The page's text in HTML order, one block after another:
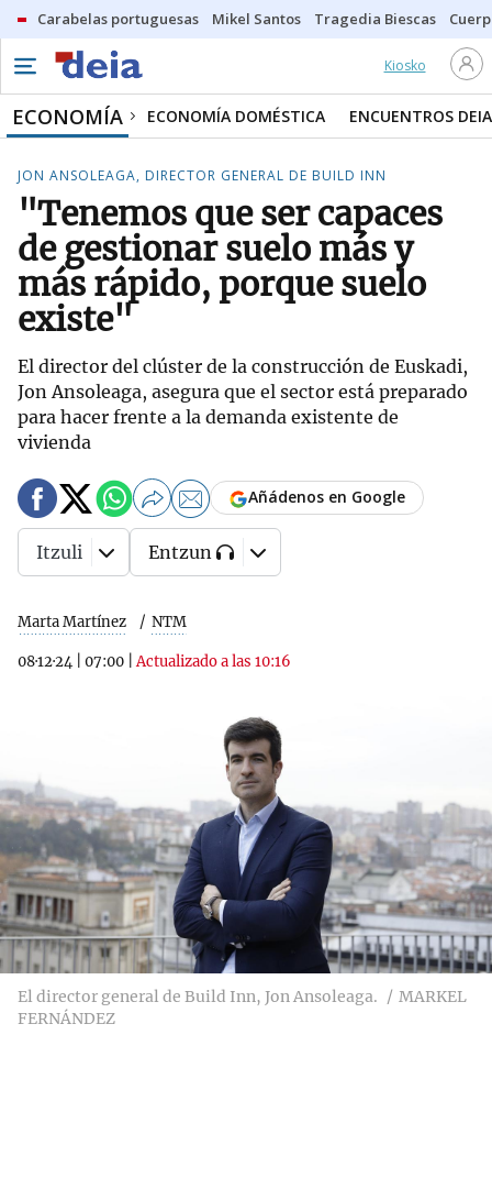
Carabelas portuguesas Mikel Santos Tragedia Biescas
Kiosko
ECONOMÍA ECONOMÍA DOMÉSTICA ENCUENTROS DEIA
JON ANSOLEAGA, DIRECTOR GENERAL DE BUILD INN
"Tenemos que ser capaces
de gestionar suelo más y
más rápido, porque suelo
existe"
El director del clúster de la construcción de Euskadi,
Jon Ansoleaga, asegura que el sector está preparado
para hacer frente a la demanda existente de
vivienda
Marta Martínez NTM
08·12·24 07:00 |Actualizado a las 10:16
Añádenos en Google
Itzuli Entzun
El director general de Build Inn, Jon Ansoleaga.
MARKEL
FERNÁNDEZ